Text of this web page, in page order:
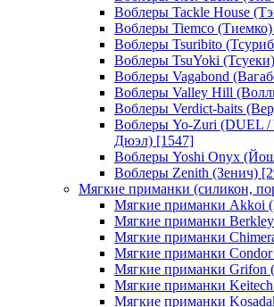
Воблеры Tackle House
Воблеры Tiemco (Тиемко)
Воблеры Tsuribito
Воблеры TsuYoki (Тсуеки)
Воблеры Vagabond
Воблеры Valley Hill
Воблеры Verdict-baits
Воблеры Yo-Zuri (DUEL
Дюэл) [1547]
Воблеры Yoshi Onyx
Воблеры Zenith (Зенич)
Мягкие приманки (силикон,
Мягкие приманки Akkoi
Мягкие приманки
Мягкие приманки
Мягкие приманки
Мягкие приманки Grifon
Мягкие приманки
Мягкие приманки